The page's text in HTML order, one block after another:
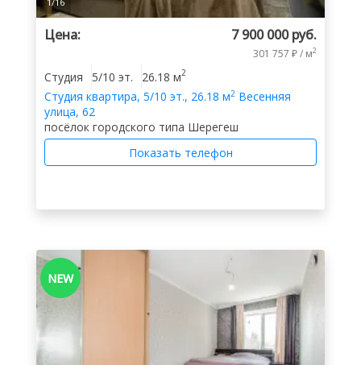
Цена: 7 900 000 руб.
301 757 ₽ / м2
Cтудия 5/10 эт. 26.18 м2
Cтудия квартира, 5/10 эт., 26.18 м2 Весенняя
улица, 62
посёлок городского типа Шерегеш
Показать телефон
NEW